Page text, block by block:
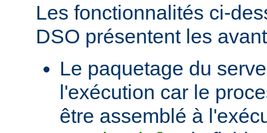
Les fonctionnalités ci-
DSO présentent les
Le paquetage du
l'exécution car le
être assemblé à